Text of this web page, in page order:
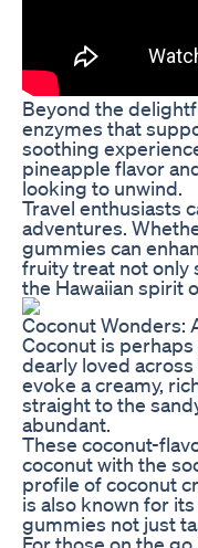
Beyond the
enzymes that
soothing
pineapple flavor
looking to unwind.
Travel enthusiasts
adventures.
gummies can
fruity treat not only
the Hawaiian spirit
Coconut Wonders:
Coconut is
dearly loved
evoke a creamy,
straight to the
abundant.
These coconut-
coconut with the
profile of coconut
is also known for
gummies not just
For those on the